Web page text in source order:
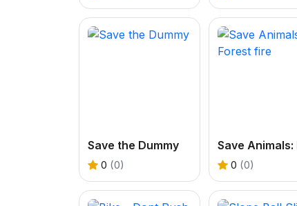
Save the Dummy
0 (0) 0 (0)